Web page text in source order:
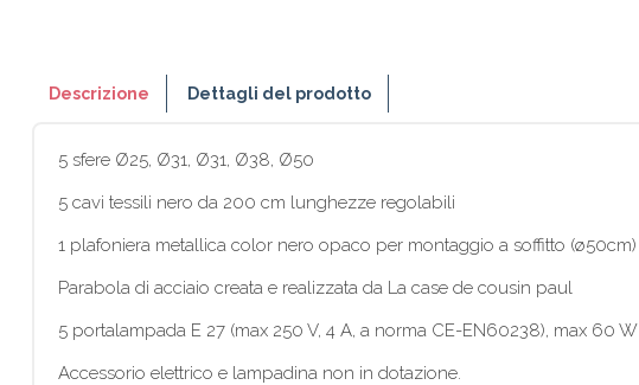
Descrizione Dettagli del prodotto
5 sfere Ø25, Ø31, Ø31, Ø38, Ø50
5 cavi tessili nero da 200 cm lunghezze regolabili
1 plafoniera metallica color nero opaco per montaggio a soffitto (ø50cm)
Parabola di acciaio creata e realizzata da La case de cousin paul
5 portalampada E 27 (max 250 V, 4 A, a norma CE-EN60238), max 60 W
Accessorio elettrico e lampadina non in dotazione.